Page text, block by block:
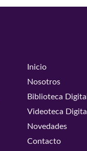
Inicio
Nosotros
Biblioteca Digital
Videoteca Digital
Novedades
Contacto